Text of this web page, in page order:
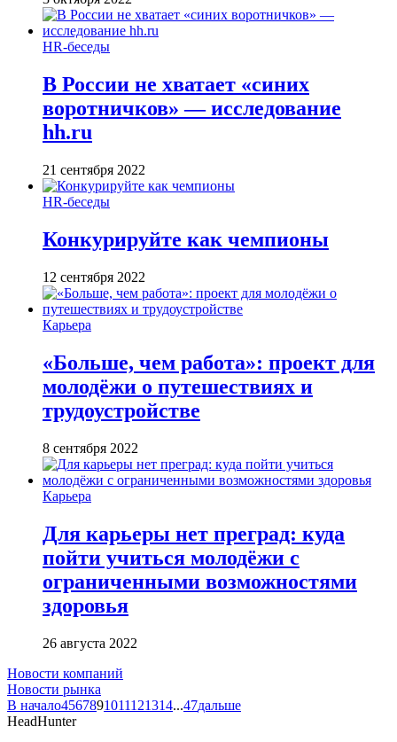
HR-беседы
В России не хватает «синих
воротничков» — исследование
hh.ru
21 сентября 2022
HR-беседы
Конкурируйте как чемпионы
12 сентября 2022
Карьера
«Больше, чем работа»: проект для
молодёжи о путешествиях и
трудоустройстве
8 сентября 2022
Карьера
Для карьеры нет преград: куда
пойти учиться молодёжи с
ограниченными возможностями
здоровья
26 августа 2022
Новости компаний
Новости рынка
В начало4567891011121314...47дальше
HeadHunter